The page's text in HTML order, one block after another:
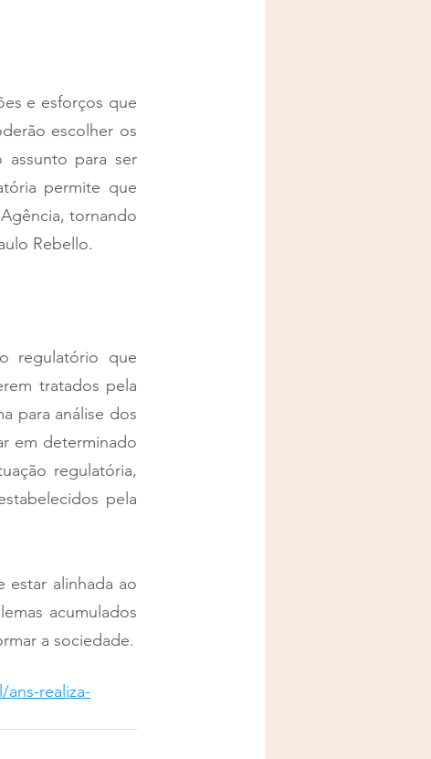
e esforços que
escolher os
assunto para ser
permite que
tornando
Rebello.
regulatório que
tratados pela
para análise dos
em determinado
regulatória,
pela
estar alinhada ao
acumulados
a sociedade.
realiza-